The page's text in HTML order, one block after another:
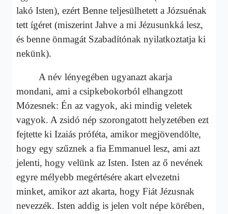
lakó Isten), ezért Benne teljesülhetett a Józsuénak
tett ígéret (miszerint Jahve a mi Jézusunkká lesz,
és benne önmagát Szabadítónak nyilatkoztatja ki
nekünk).
A név lényegében ugyanazt akarja
mondani, ami a csipkebokorból elhangzott
Mózesnek: Én az vagyok, aki mindig veletek
vagyok. A zsidó nép szorongatott helyzetében ezt
fejtette ki Izaiás próféta, amikor megjövendölte,
hogy egy szűznek a fia Emmanuel lesz, ami azt
jelenti, hogy velünk az Isten. Isten az ő nevének
egyre mélyebb megértésére akart elvezetni
minket, amikor azt akarta, hogy Fiát Jézusnak
nevezzék. Isten addig is jelen volt népe körében,